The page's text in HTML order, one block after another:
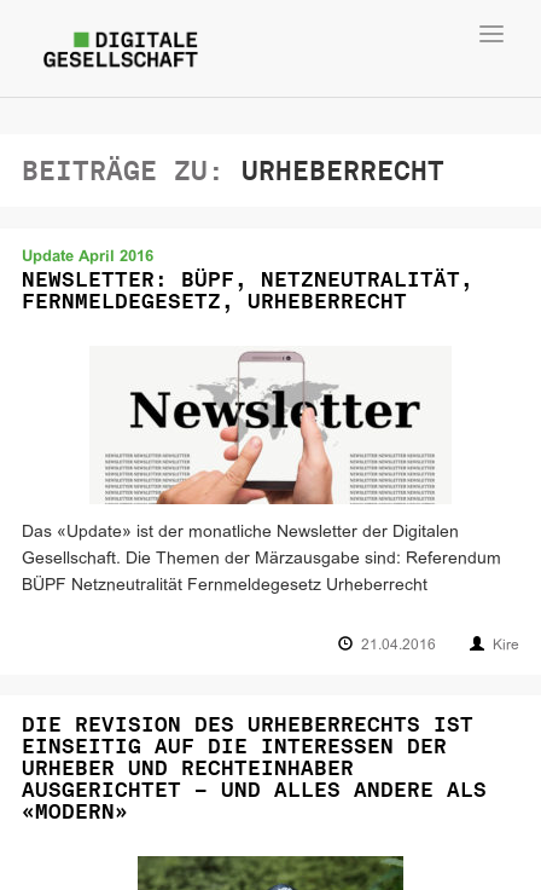
BEITRÄGE ZU: URHEBERRECHT
Update April 2016
NEWSLETTER: BÜPF, NETZNEUTRALITÄT,
FERNMELDEGESETZ, URHEBERRECHT
Das «Update» ist der monatliche Newsletter der Digitalen
Gesellschaft. Die Themen der Märzausgabe sind: Referendum
BÜPF Netzneutralität Fernmeldegesetz Urheberrecht
21.04.2016 Kire
DIE REVISION DES URHEBERRECHTS IST
EINSEITIG AUF DIE INTERESSEN DER
URHEBER UND RECHTEINHABER
AUSGERICHTET – UND ALLES ANDERE ALS
«MODERN»